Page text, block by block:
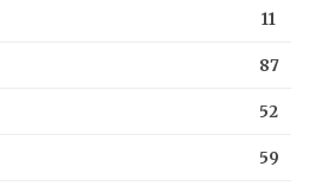
11
87
52
59